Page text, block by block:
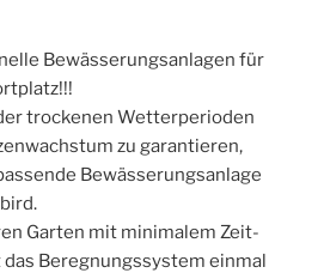
Bewässerungsanlagen für
trockenen Wetterperioden
zu garantieren,
Bewässerungsanlage
Garten mit minimalem Zeit-
das Beregnungssystem einmal